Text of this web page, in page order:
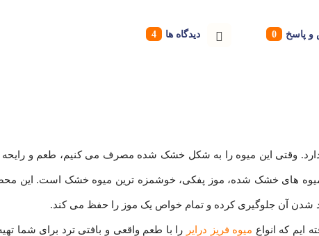
پاسخ دیدگاه ها
وقتی این میوه را به شکل خشک شده مصرف می کنیم، طعم و رایحه
میوه های خشک شده، موز پفکی، خوشمزه ترین میوه خشک است. این
شدن آن جلوگیری کرده و تمام خواص یک موز را حفظ می کند.
ایم که انواع میوه فریز درایر را با طعم واقعی و بافتی ترد برای شما